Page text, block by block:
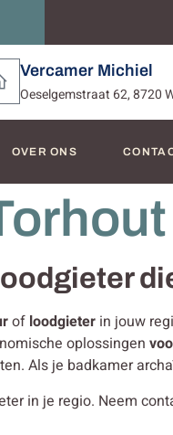
Vercamer Michiel
Oeselgemstraat 62, 8720
OVER ONS
of loodgieter in jouw
oplossingen
Als je badkamer
in je regio. Neem